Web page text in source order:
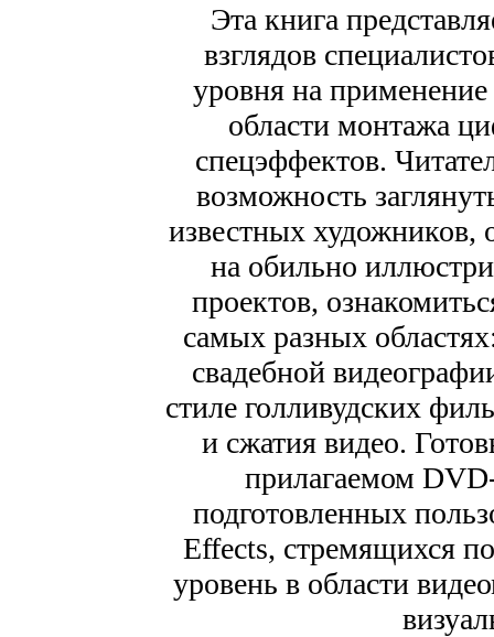
Эта книга
взглядов
уровня на
области монтажа
спецэффектов.
возможность
известных художников,
на обильно
проектов,
самых разных
свадебной
стиле голливудских
и сжатия видео.
прилагаемом
подготовленных
Effects, стремящихся
уровень в области